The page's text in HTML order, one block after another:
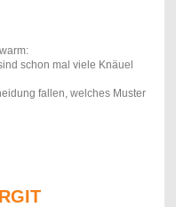
schon mal viele Knäuel
fallen, welches Muster